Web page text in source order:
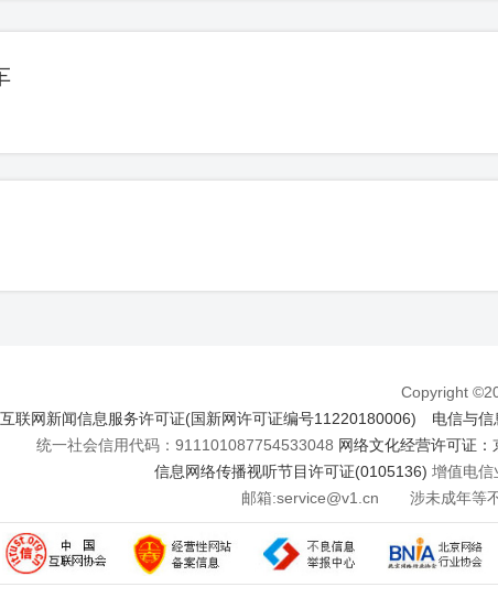
Copyright
互联网新闻信息服务许可证(国新网许可证编号11220180006)
电信与
统一社会信用代码：911101087754533048 网络文化经营许可证
信息网络传播视听节目许可证(0105136) 增值电信
邮箱:service@v1.cn 涉未成年等